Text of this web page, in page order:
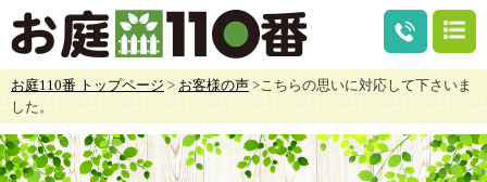
お庭110番 トップページ >お客様の声>こちらの思いに対応して下さいま
した。